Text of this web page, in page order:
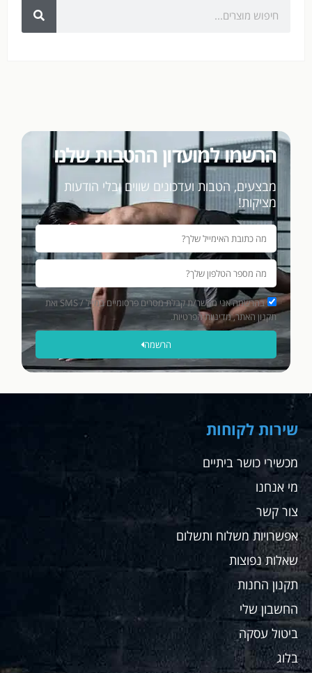
הרשמו למועדון ההטבות שלנו
מבצעים, הטבות ועדכונים שווים ובלי הודעות
מציקות!
בהרשמה אני מאשר/ת קבלת מסרים פרסומיים במייל / SMS ואת
תקנון האתר, מדיניות הפרטיות.
הרשמה
שירות לקוחות
מכשירי כושר ביתיים
מי אנחנו
צור קשר
אפשרויות משלוח ותשלום
שאלות נפוצות
תקנון החנות
החשבון שלי
ביטול עסקה
בלוג